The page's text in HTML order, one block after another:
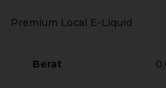
Premium Local E-Liquid
Berat